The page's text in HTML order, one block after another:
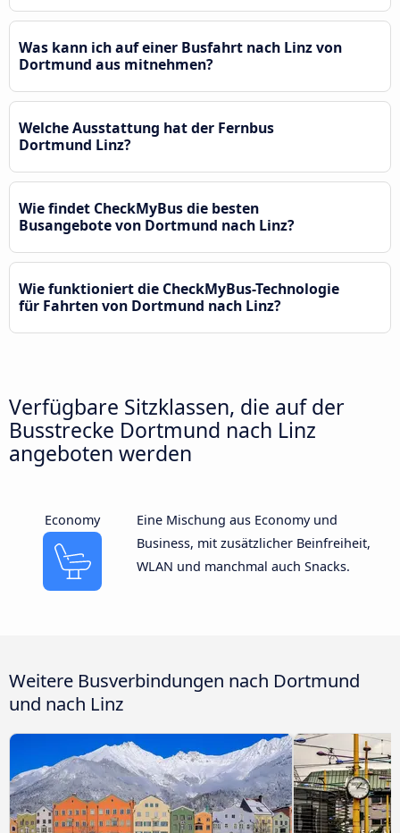
Was kann ich auf einer Busfahrt nach Linz von
Dortmund aus mitnehmen?
Welche Ausstattung hat der Fernbus
Dortmund Linz?
Wie findet CheckMyBus die besten
Busangebote von Dortmund nach Linz?
Wie funktioniert die CheckMyBus-Technologie
für Fahrten von Dortmund nach Linz?
Verfügbare Sitzklassen, die auf der
Busstrecke Dortmund nach Linz
angeboten werden
Economy
Eine Mischung aus Economy und
Business, mit zusätzlicher Beinfreiheit,
WLAN und manchmal auch Snacks.
Weitere Busverbindungen nach Dortmund
und nach Linz